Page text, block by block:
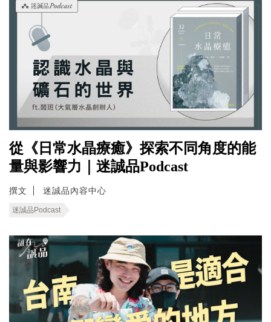
從《日常水晶療癒》探索不同角度的能
量與影響力｜迷誠品Podcast
撰文 迷誠品內容中心
迷誠品Podcast